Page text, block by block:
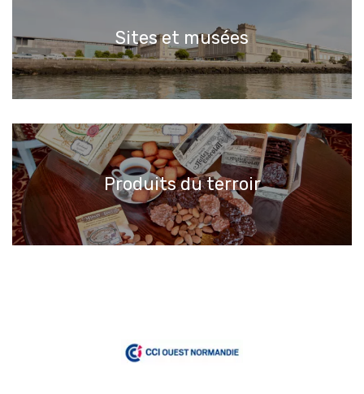
Sites et musées
Produits du terroir